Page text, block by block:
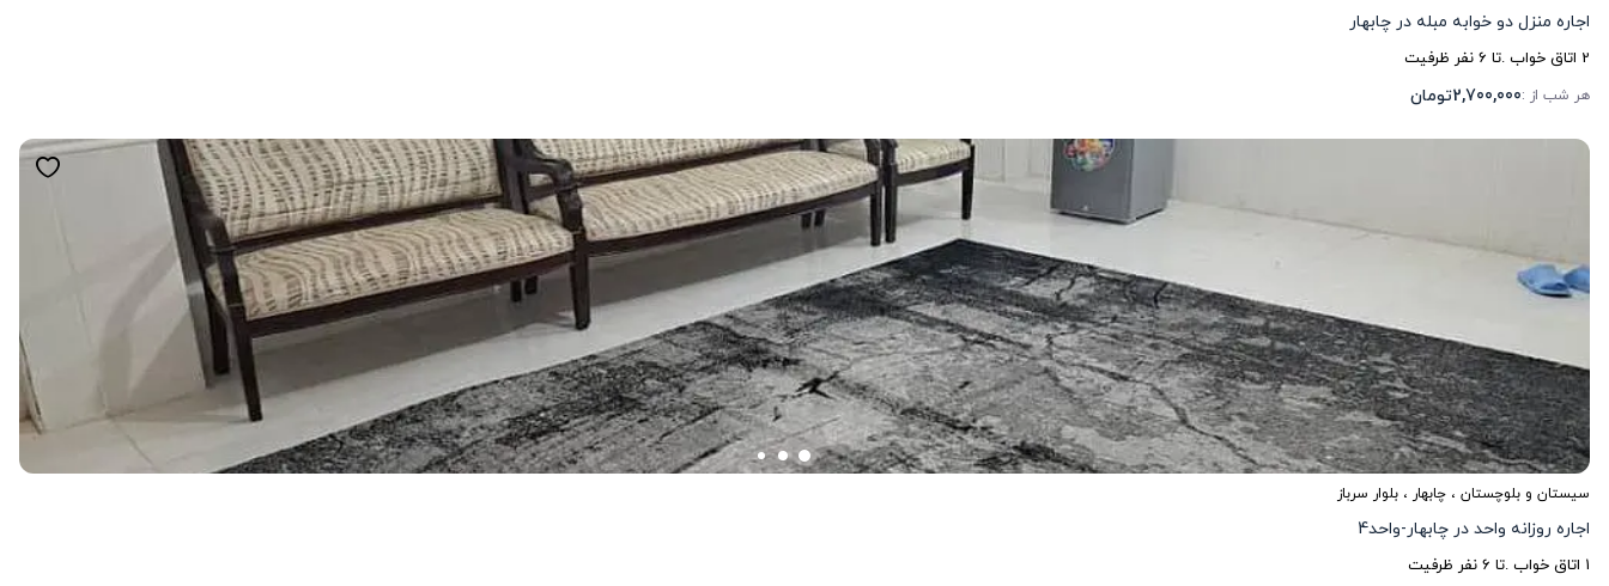
اجاره منزل دو خوابه مبله در چابهار
2 اتاق خواب .تا 6نفر ظرفیت
هر شب از :2,700,000تومان
سیستان و بلوچستان ، چابهار ، بلوار سرباز
اجاره روزانه واحد در چابهار-واحد4
1 اتاق خواب .تا 6نفر ظرفیت